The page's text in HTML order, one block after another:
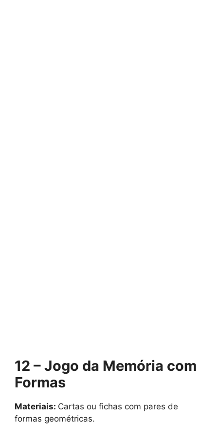
12 – Jogo da Memória com
Formas
Materiais: Cartas ou fichas com pares de
formas geométricas.